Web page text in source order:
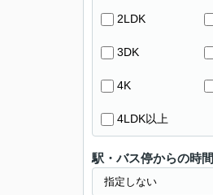
2LDK
3DK
4K
4LDK以上
駅・バス停からの時間